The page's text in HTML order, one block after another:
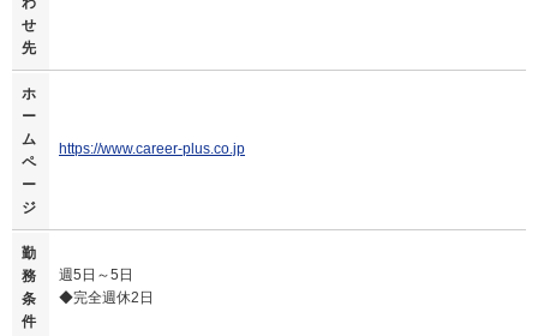
せ
先
ホ
ー
ム
ペ
ー
ジ
https://www.career-plus.co.jp
勤
務
条
件
週5日～5日
◆完全週休2日